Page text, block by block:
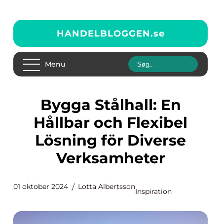
HANDELBLOGGEN.se
Menu
Bygga Stålhall: En
Hållbar och Flexibel
Lösning för Diverse
Verksamheter
01 oktober 2024 Lotta Albertsson
Inspiration